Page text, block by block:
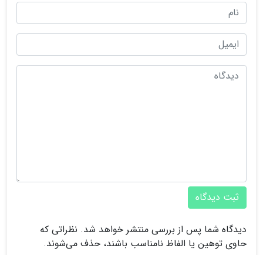
ثبت دیدگاه
دیدگاه شما پس از بررسی منتشر خواهد شد. نظراتی که
حاوی توهین یا الفاظ نامناسب باشند، حذف می‌شوند.